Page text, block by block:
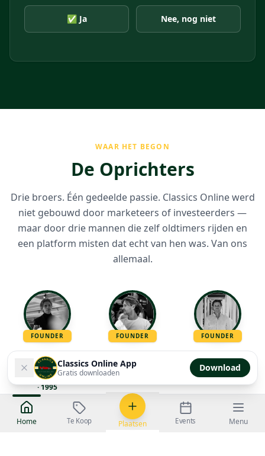
Classics Online App
Gratis downloaden Download
✅ Ja Nee, nog niet
WAAR HET BEGON
De Oprichters
Drie broers. Één gedeelde passie. Classics Online werd
niet gebouwd door marketeers of investeerders —
maar door drie mannen die zelf oldtimers rijden en
een platform misten dat echt van hen was. Van ons
allemaal.
FOUNDER
Vadim R.
Land RoverDiscovery
· 1995
FOUNDER
Nathaniël
Ford Mustang
FOUNDER
Ruben R.
Fiat500 F· 1969
Home Te Koop Plaatsen Events Menu